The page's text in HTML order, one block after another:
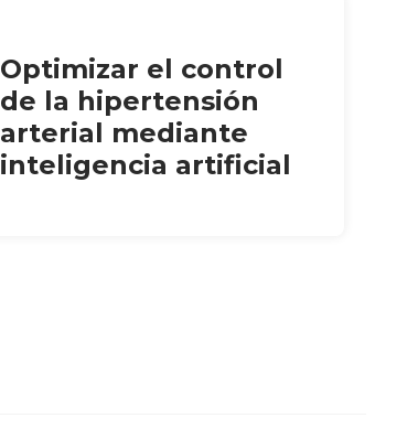
Optimizar el control
de la hipertensión
arterial mediante
inteligencia artificial